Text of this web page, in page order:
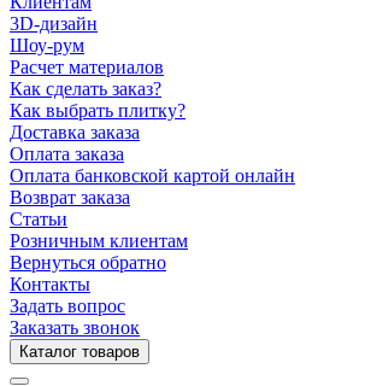
3D-дизайн
Шоу-рум
Расчет материалов
Как сделать заказ?
Как выбрать плитку?
Доставка заказа
Оплата заказа
Оплата банковской картой онлайн
Возврат заказа
Статьи
Розничным клиентам
Вернуться обратно
Контакты
Задать вопрос
Заказать звонок
Каталог товаров